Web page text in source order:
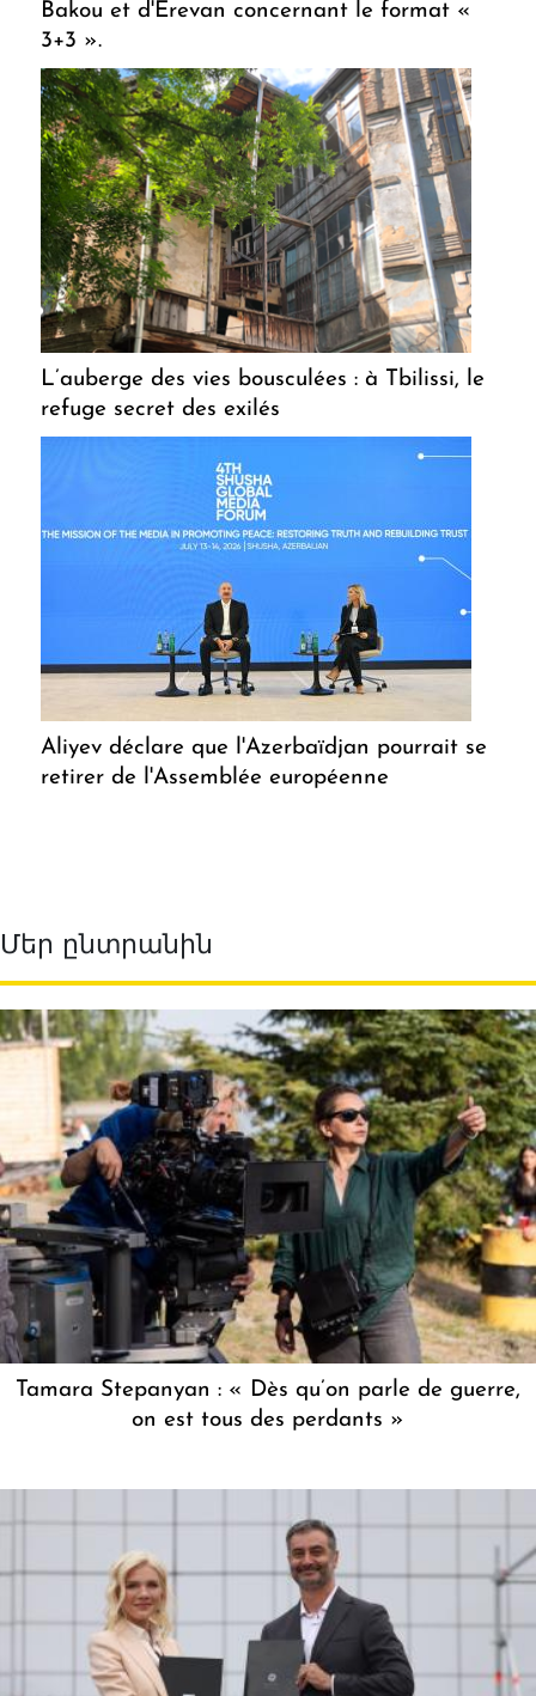
Bakou et d'Erevan concernant le format «
3+3 ».
L’auberge des vies bousculées : à Tbilissi, le
refuge secret des exilés
Aliyev déclare que l'Azerbaïdjan pourrait se
retirer de l'Assemblée européenne
Մեր ընտրանին
Tamara Stepanyan : « Dès qu’on parle de guerre,
on est tous des perdants »